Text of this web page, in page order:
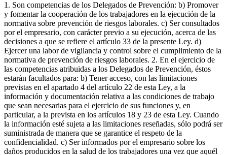
1. Son competencias de los Delegados de Prevención: b) Promover
y fomentar la cooperación de los trabajadores en la ejecución de la
normativa sobre prevención de riesgos laborales. c) Ser consultados
por el empresario, con carácter previo a su ejecución, acerca de las
decisiones a que se refiere el artículo 33 de la presente Ley. d)
Ejercer una labor de vigilancia y control sobre el cumplimiento de la
normativa de prevención de riesgos laborales. 2. En el ejercicio de
las competencias atribuidas a los Delegados de Prevención, éstos
estarán facultados para: b) Tener acceso, con las limitaciones
previstas en el apartado 4 del artículo 22 de esta Ley, a la
información y documentación relativa a las condiciones de trabajo
que sean necesarias para el ejercicio de sus funciones y, en
particular, a la prevista en los artículos 18 y 23 de esta Ley. Cuando
la información esté sujeta a las limitaciones reseñadas, sólo podrá ser
suministrada de manera que se garantice el respeto de la
confidencialidad. c) Ser informados por el empresario sobre los
daños producidos en la salud de los trabajadores una vez que aquél